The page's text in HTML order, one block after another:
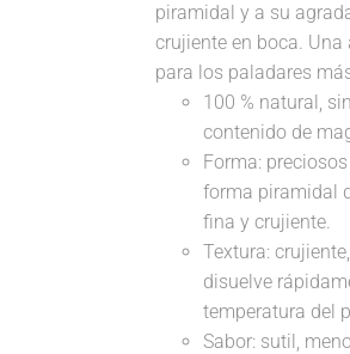
piramidal y a su
crujiente en boca.
para los paladares
100 % natural,
contenido de
Forma:
forma piramidal
fina y crujiente.
Textura:
disuelve
temperatura del
Sabor: sutil,